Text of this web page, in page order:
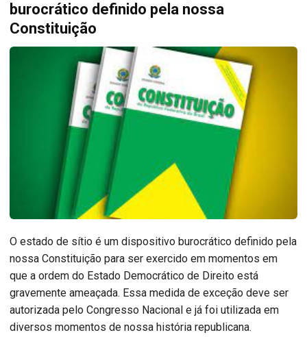
burocrático definido pela nossa
Constituição
O estado de sítio é um dispositivo burocrático definido pela
nossa Constituição para ser exercido em momentos em
que a ordem do Estado Democrático de Direito está
gravemente ameaçada. Essa medida de exceção deve ser
autorizada pelo Congresso Nacional e já foi utilizada em
diversos momentos de nossa história republicana.